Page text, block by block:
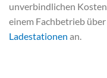
unverbindlichen
einem Fachbetrieb
Ladestationen an.